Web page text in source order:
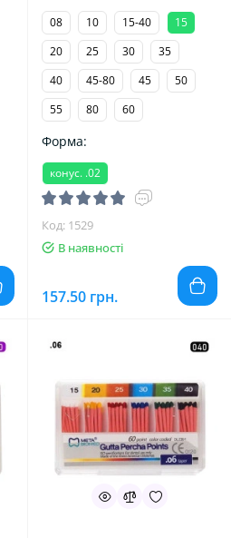
08 10 15-40
15
20
25 30
35
40
45-80 45
50
55
80 60
Форма:
конус. .02
Код: 1529
В наявності
157.50 грн.